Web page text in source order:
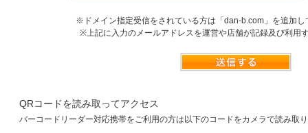
※ドメイン指定受信をされている方は「dan-b.com」を追加し
※上記に入力のメールアドレスを運営や店舗が記録及び利用
QRコードを読み取ってアクセス
バーコードリーダー対応携帯をご利用の方は以下のコードをカメラで読み取